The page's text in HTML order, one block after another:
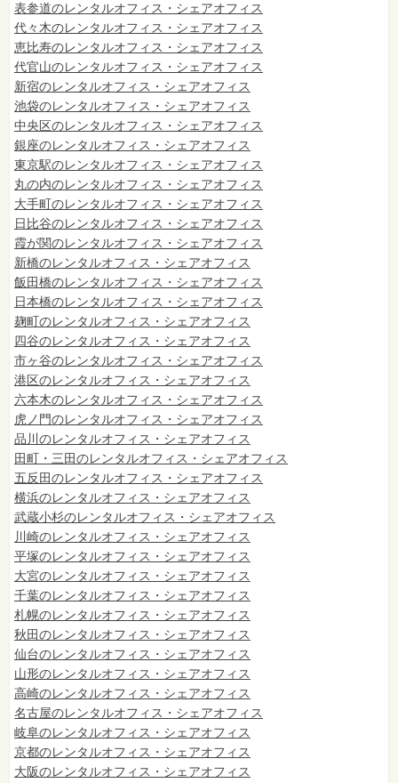
表参道のレンタルオフィス・シェアオフィス
代々木のレンタルオフィス・シェアオフィス
恵比寿のレンタルオフィス・シェアオフィス
代官山のレンタルオフィス・シェアオフィス
新宿のレンタルオフィス・シェアオフィス
池袋のレンタルオフィス・シェアオフィス
中央区のレンタルオフィス・シェアオフィス
銀座のレンタルオフィス・シェアオフィス
東京駅のレンタルオフィス・シェアオフィス
丸の内のレンタルオフィス・シェアオフィス
大手町のレンタルオフィス・シェアオフィス
日比谷のレンタルオフィス・シェアオフィス
霞が関のレンタルオフィス・シェアオフィス
新橋のレンタルオフィス・シェアオフィス
飯田橋のレンタルオフィス・シェアオフィス
日本橋のレンタルオフィス・シェアオフィス
麹町のレンタルオフィス・シェアオフィス
四谷のレンタルオフィス・シェアオフィス
市ヶ谷のレンタルオフィス・シェアオフィス
港区のレンタルオフィス・シェアオフィス
六本木のレンタルオフィス・シェアオフィス
虎ノ門のレンタルオフィス・シェアオフィス
品川のレンタルオフィス・シェアオフィス
田町・三田のレンタルオフィス・シェアオフィス
五反田のレンタルオフィス・シェアオフィス
横浜のレンタルオフィス・シェアオフィス
武蔵小杉のレンタルオフィス・シェアオフィス
川崎のレンタルオフィス・シェアオフィス
平塚のレンタルオフィス・シェアオフィス
大宮のレンタルオフィス・シェアオフィス
千葉のレンタルオフィス・シェアオフィス
札幌のレンタルオフィス・シェアオフィス
秋田のレンタルオフィス・シェアオフィス
仙台のレンタルオフィス・シェアオフィス
山形のレンタルオフィス・シェアオフィス
高崎のレンタルオフィス・シェアオフィス
名古屋のレンタルオフィス・シェアオフィス
岐阜のレンタルオフィス・シェアオフィス
京都のレンタルオフィス・シェアオフィス
大阪のレンタルオフィス・シェアオフィス